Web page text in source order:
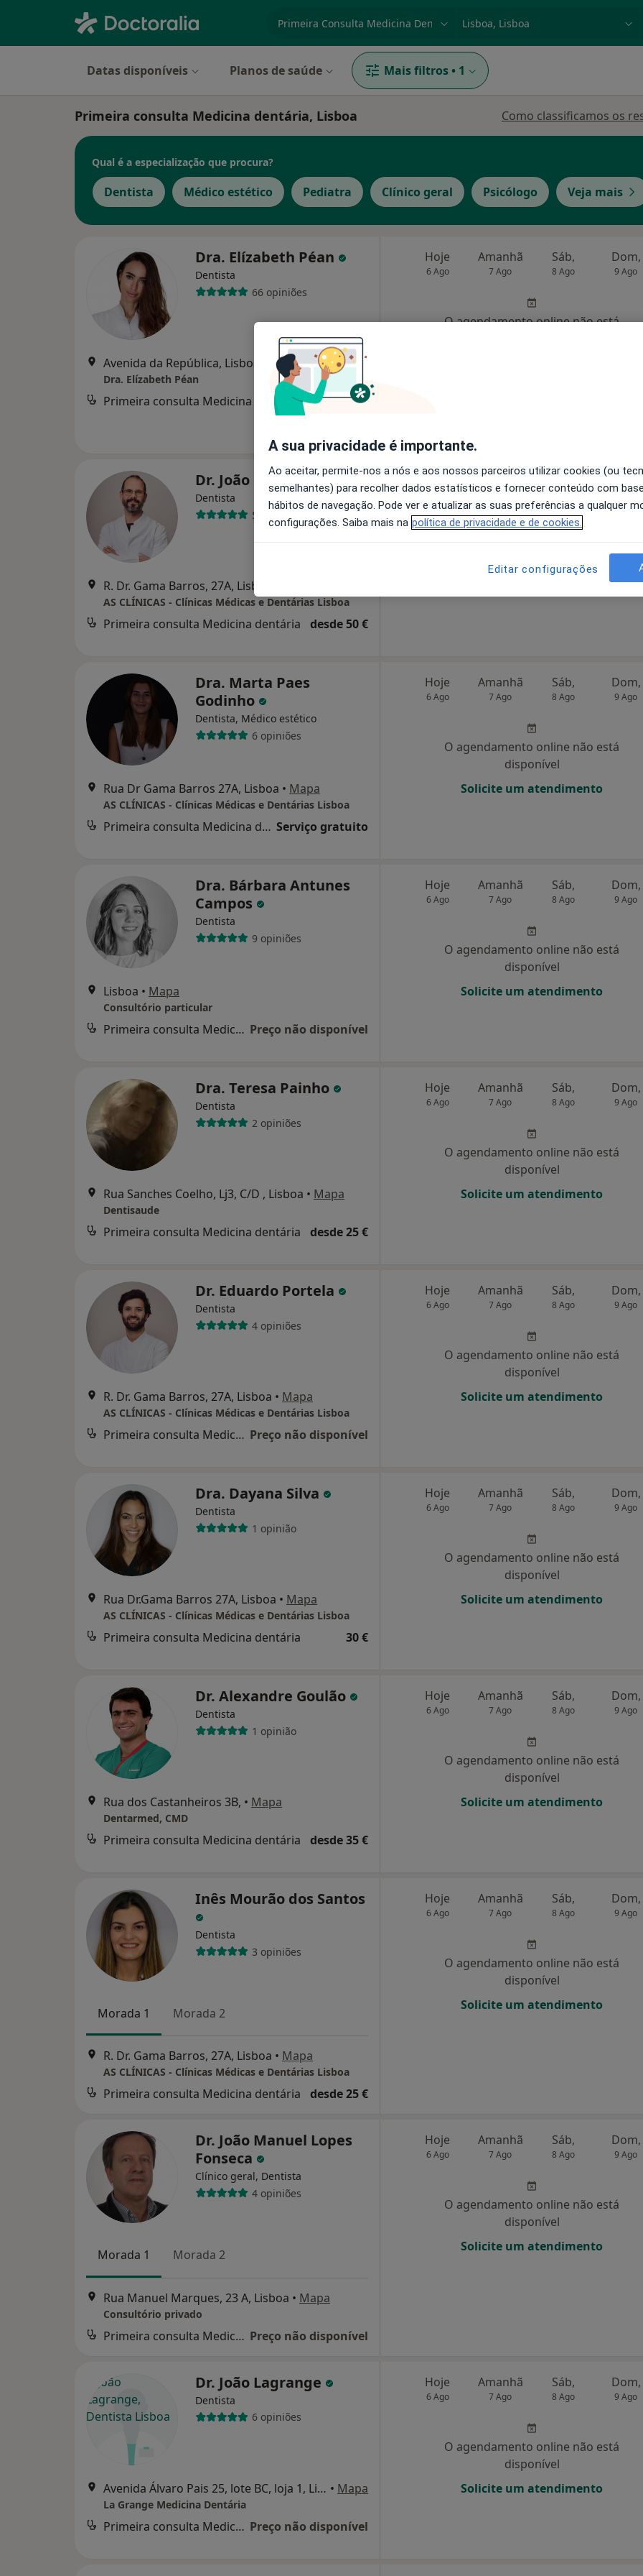
Datas disponíveis Planos de saúde Mais filtros • 1
Primeira consulta Medicina dentária, Lisboa Como classificamos os
Qual é a especialização que procura?
Dentista Médico estético Pediatra Clínico geral Psicólogo Veja mais
Dra. Elízabeth Péan
Dentista
66 opiniões
Avenida da República, Lisboa Mapa
Dra. Elízabeth Péan
Primeira consulta Medicina dentária 60 €
Hoje
6 Ago
Amanhã
7 Ago
Sáb,
8 Ago
Dom,
9 Ago
O agendamento online não está
Dr. João Figueiredo
Dentista
5 opiniões
R. Dr. Gama Barros, 27A, Lisboa
AS CLÍNICAS - Clínicas Médicas e Dentárias Lisboa
Primeira consulta Medicina dentária desde 50 €
Hoje
6 Ago
Amanhã
7 Ago
Sáb,
8 Ago
Dom,
9 Ago
disponível
Dra. Marta Paes
Godinho
Dentista, Médico estético
6 opiniões
Rua Dr Gama Barros 27A, Lisboa • Mapa
AS CLÍNICAS - Clínicas Médicas e Dentárias Lisboa
Primeira consulta Medicina dentária Serviço gratuito
Hoje
6 Ago
Amanhã
7 Ago
Sáb,
8 Ago
Dom,
9 Ago
O agendamento online não está
disponível
Solicite um atendimento
Dra. Bárbara Antunes
Campos
Dentista
9 opiniões
Lisboa • Mapa
Consultório particular
Primeira consulta Medicina dentária Preço não disponível
Hoje
6 Ago
Amanhã
7 Ago
Sáb,
8 Ago
Dom,
9 Ago
O agendamento online não está
disponível
Solicite um atendimento
Dra. Teresa Painho
Dentista
2 opiniões
Rua Sanches Coelho, Lj3, C/D , Lisboa • Mapa
Dentisaude
Primeira consulta Medicina dentária desde 25 €
Hoje
6 Ago
Amanhã
7 Ago
Sáb,
8 Ago
Dom,
9 Ago
O agendamento online não está
disponível
Solicite um atendimento
Dr. Eduardo Portela
Dentista
4 opiniões
R. Dr. Gama Barros, 27A, Lisboa • Mapa
AS CLÍNICAS - Clínicas Médicas e Dentárias Lisboa
Primeira consulta Medicina dentária Preço não disponível
Hoje
6 Ago
Amanhã
7 Ago
Sáb,
8 Ago
Dom,
9 Ago
O agendamento online não está
disponível
Solicite um atendimento
Dra. Dayana Silva
Dentista
1 opinião
Rua Dr.Gama Barros 27A, Lisboa • Mapa
AS CLÍNICAS - Clínicas Médicas e Dentárias Lisboa
Primeira consulta Medicina dentária 30 €
Hoje
6 Ago
Amanhã
7 Ago
Sáb,
8 Ago
Dom,
9 Ago
O agendamento online não está
disponível
Solicite um atendimento
Dr. Alexandre Goulão
Dentista
1 opinião
Rua dos Castanheiros 3B, • Mapa
Dentarmed, CMD
Primeira consulta Medicina dentária desde 35 €
Hoje
6 Ago
Amanhã
7 Ago
Sáb,
8 Ago
Dom,
9 Ago
O agendamento online não está
disponível
Solicite um atendimento
Inês Mourão dos Santos
Dentista
3 opiniões
Morada 1 Morada 2
R. Dr. Gama Barros, 27A, Lisboa • Mapa
AS CLÍNICAS - Clínicas Médicas e Dentárias Lisboa
Primeira consulta Medicina dentária desde 25 €
Hoje
6 Ago
Amanhã
7 Ago
Sáb,
8 Ago
Dom,
9 Ago
O agendamento online não está
disponível
Solicite um atendimento
Dr. João Manuel Lopes
Fonseca
Clínico geral, Dentista
4 opiniões
Morada 1 Morada 2
Rua Manuel Marques, 23 A, Lisboa • Mapa
Consultório privado
Primeira consulta Medicina dentária Preço não disponível
Hoje
6 Ago
Amanhã
7 Ago
Sáb,
8 Ago
Dom,
9 Ago
O agendamento online não está
disponível
Solicite um atendimento
Dr. João Lagrange
Dentista
6 opiniões
Avenida Álvaro Pais 25, lote BC, loja 1, Lisboa • Mapa
La Grange Medicina Dentária
Primeira consulta Medicina dentária Preço não disponível
Hoje
6 Ago
Amanhã
7 Ago
Sáb,
8 Ago
Dom,
9 Ago
O agendamento online não está
disponível
Solicite um atendimento
A sua privacidade é importante.
Ao aceitar, permite-nos a nós e aos nossos parceiros utilizar cookies (ou
semelhantes) para recolher dados estatísticos e fornecer conteúdo com
hábitos de navegação. Pode ver e atualizar as suas preferências a qualquer
configurações. Saiba mais na política de privacidade e de cookies.
Editar configurações